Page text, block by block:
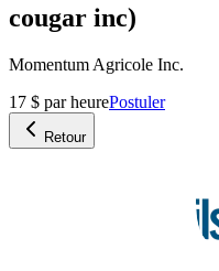
cougar inc)
Momentum Agricole Inc.
17 $ par heurePostuler
Retour